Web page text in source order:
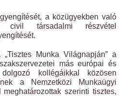
a közügyekben való
civil társadalmi részvétel
Munka Világnapján” a
más európai és
kollégáikkal közösen
a Nemzetközi Munkaügyi
szerinti tisztes,